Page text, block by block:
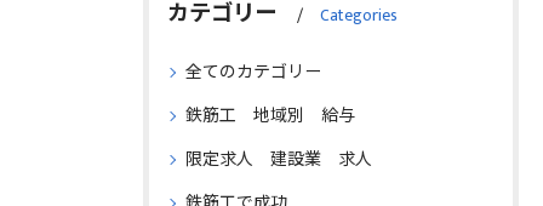
カテゴリー Categories
全てのカテゴリー
鉄筋工 地域別 給与
限定求人 建設業 求人